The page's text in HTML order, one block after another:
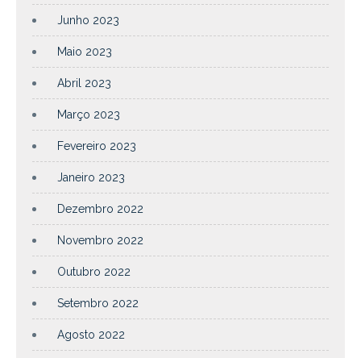
Junho 2023
Maio 2023
Abril 2023
Março 2023
Fevereiro 2023
Janeiro 2023
Dezembro 2022
Novembro 2022
Outubro 2022
Setembro 2022
Agosto 2022